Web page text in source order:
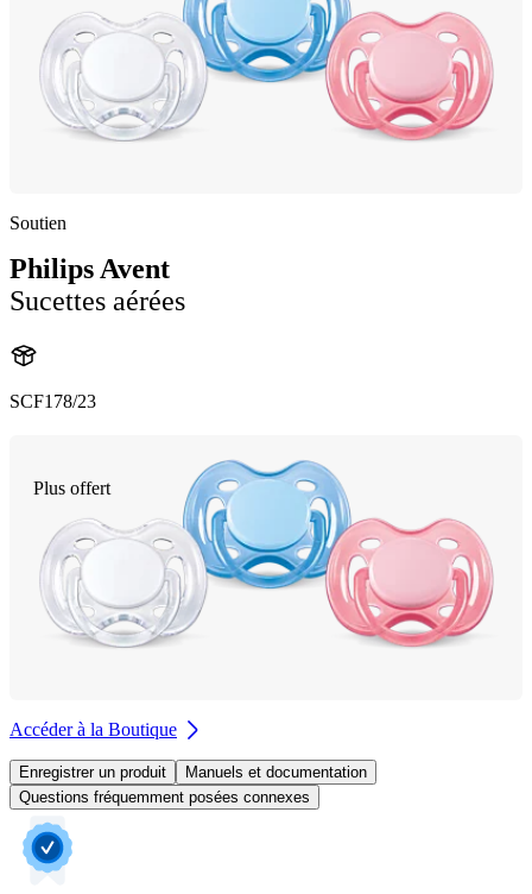
Soutien
Philips Avent
Sucettes aérées
SCF178/23
Plus offert
Accéder à la Boutique
Enregistrer un produit
Manuels et documentation
Questions fréquemment posées connexes